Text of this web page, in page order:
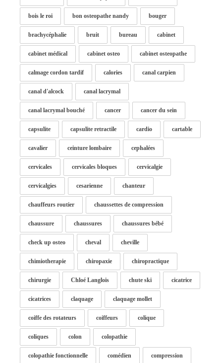
bois le roi bon osteopathe nandy bouger
brachycéphalie bruit bureau cabinet
cabinet médical cabinet osteo cabinet osteopathe
calmage cordon tardif calories canal carpien
canal d'alcock canal lacrymal
canal lacrymal bouché cancer cancer du sein
capsulite capsulite retractile cardio cartable
cavalier ceinture lombaire cephalées
cervicales cervicales bloques cervicalgie
cervicalgies cesarienne chanteur
chauffeurs routier chaussettes de compression
chaussure chaussures chaussures bébé
check up osteo cheval cheville
chimiotherapie chiropaxie chiropractique
chirurgie Chloé Langlois chute ski cicatrice
cicatrices claquage claquage mollet
coiffe des rotateurs coiffeurs colique
coliques colon colopathie
colopathie fonctionnelle comédien compression